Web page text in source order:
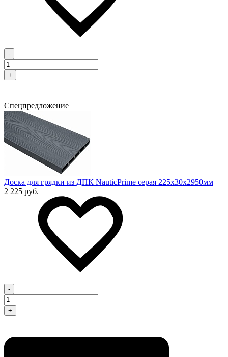
-
+
Спецпредложение
Доска для грядки из ДПК NauticPrime серая 225х30х2950мм
2 225 руб.
-
+